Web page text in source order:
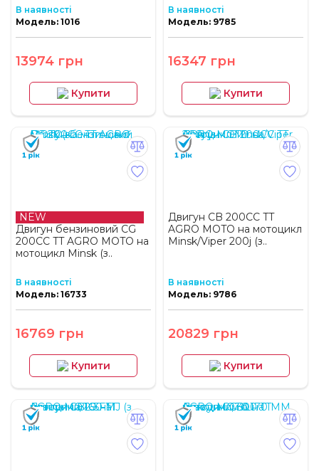
В наявності
Модель: 1016
13974 грн
Купити
В наявності
Модель: 9785
16347 грн
Купити
NEW
Двигун бензиновий СG
200СС TT AGRO MOTO на
мотоцикл Minsk (з..
В наявності
Модель: 16733
16769 грн
Купити
Двигун CB 200СС TT
AGRO MOTO на мотоцикл
Minsk/Viper 200j (з..
В наявності
Модель: 9786
20829 грн
Купити